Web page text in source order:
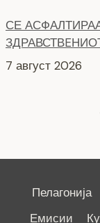
НОВ ПАРКИНГ
6 август 2026
Пелагонија
Емисии